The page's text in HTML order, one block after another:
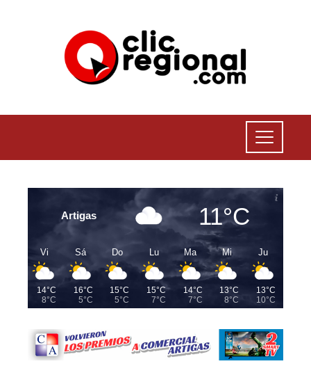
Artigas 11°C
Vi
14°C
8°C
Sá
16°C
5°C
Do
15°C
5°C
Lu
15°C
7°C
Ma
14°C
7°C
Mi
13°C
8°C
Ju
13°C
10°C